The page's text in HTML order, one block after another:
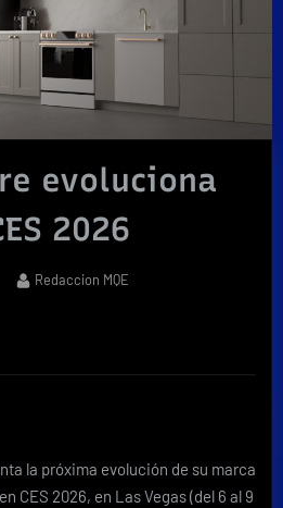
evoluciona
2026
By
Redaccion MQE
la próxima evolución de su marca
CES 2026, en Las Vegas (del 6 al 9